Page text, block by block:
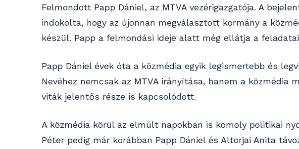
Felmondott Papp Dániel, az MTVA vezérigazgatója. A
indokolta, hogy az újonnan megválasztott kormány a
készül. Papp a felmondási ideje alatt még ellátja a
Papp Dániel évek óta a közmédia egyik legismertebb és
Nevéhez nemcsak az MTVA irányítása, hanem a közmédia
viták jelentős része is kapcsolódott.
A közmédia körül az elmúlt napokban is komoly politikai
Péter pedig már korábban Papp Dániel és Altorjai Anita